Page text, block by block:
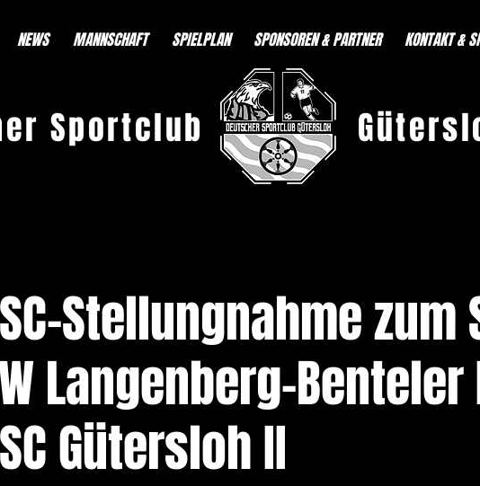
NEWS MANNSCHAFT SPIELPLAN SPONSOREN & PARTNER KONTAKT &
Sportclub
Stellungnahme zum
Langenberg-
Gütersloh II